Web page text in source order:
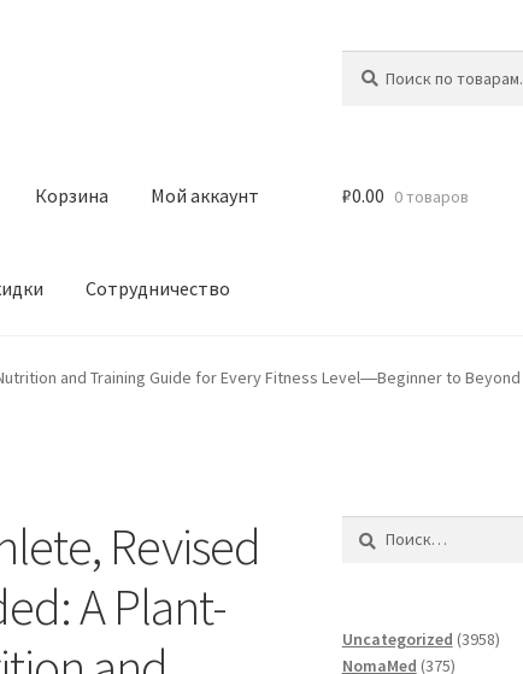
Корзина Мой аккаунт
Сотрудничество
Оставить отзыв
₽0.00 0 товаров
and Training Guide for Every Fitness Level―Beginner to
Revised
A Plant-
Uncategorized 39583958
NomaMed 375375